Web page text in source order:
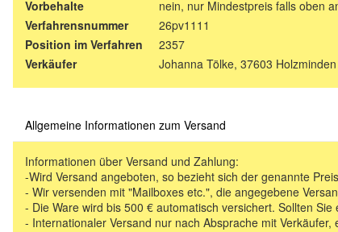
Vorbehalte
nein, nur Mindestpreis falls oben
Verfahrensnummer
26pv1111
Position im Verfahren
2357
Verkäufer
Johanna Tölke, 37603
Allgemeine Informationen zum Versand
Informationen über Versand und Zahlung:
-Wird Versand angeboten, so bezieht sich der genannte
- Wir versenden mit "Mailboxes etc.", die angegebene
- Die Ware wird bis 500 € automatisch versichert. Sollten
- Internationaler Versand nur nach Absprache mit Verkäufer,